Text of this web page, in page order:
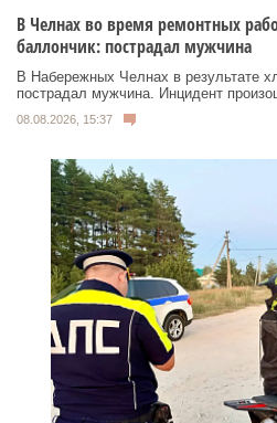
В Челнах во время ремонтных
баллончик: пострадал мужчина
В Набережных Челнах в результате
пострадал мужчина. Инцидент
08.08.2026, 15:37